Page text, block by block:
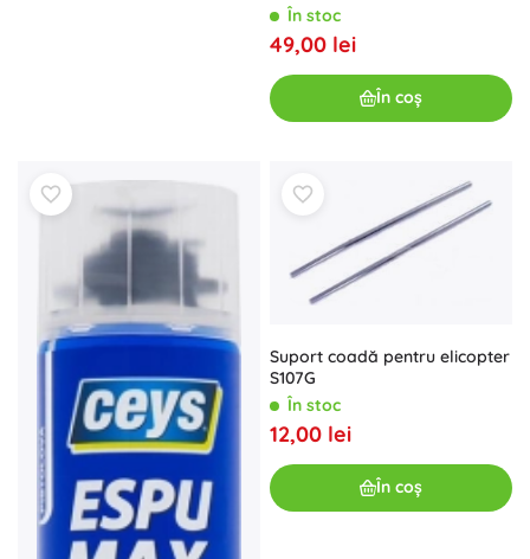
În stoc
49,00 lei
În coș
Suport coadă pentru elicopter
S107G
În stoc
12,00 lei
În coș